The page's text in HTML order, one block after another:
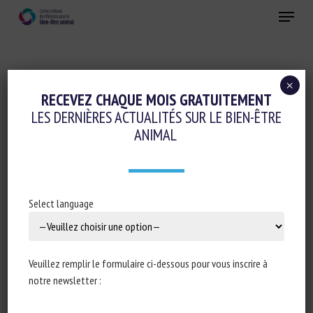
Menu
Conduite d'élevage et relations humain-animal
THE CHANGING FACE AND ASSOCIATED
THE GESTATING SOW
Type de document : Revue scientifique publiée dans
RECEVEZ CHAQUE MOIS GRATUITEMENT
LES DERNIÈRES ACTUALITÉS SUR LE BIEN-ÊTRE
ANIMAL
Select language
Veuillez remplir le formulaire ci-dessous pour vous inscrire à
notre newsletter :
×